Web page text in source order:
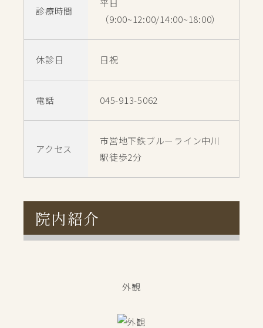
診療時間
平日
（9:00~12:00/14:00~18:00）
休診日 日祝
電話 045-913-5062
アクセス
市営地下鉄ブルーライン中川
駅徒歩2分
院内紹介
外観